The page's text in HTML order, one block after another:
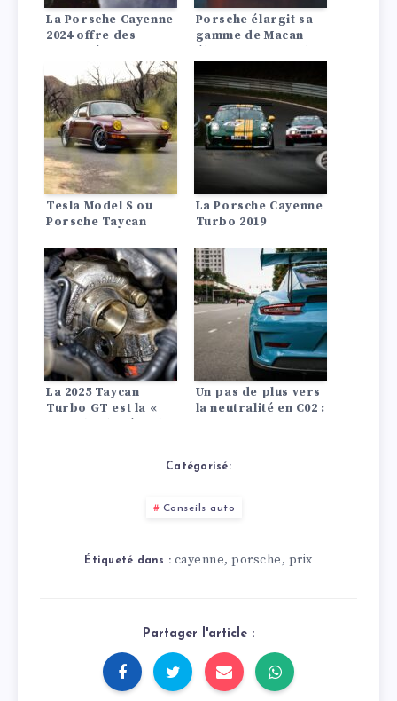
La Porsche Cayenne
2024 offre des
des performances
supérieures et un
intérieur redessiné.
Porsche élargit sa
gamme de Macan
propulsion arrière
et Macan 4S
Tesla Model S ou
Porsche Taycan
La Porsche Cayenne
Turbo 2019
La 2025 Taycan
Turbo GT est la «
son autonomie.
Un pas de plus vers
la neutralité en C02 :
Porsche est prêt à
moteurs à
Catégorisé:
Conseils auto
Étiqueté dans : cayenne, porsche, prix
Partager l'article :